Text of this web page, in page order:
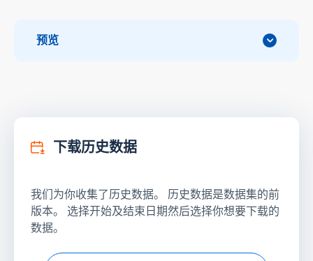
预览
下载历史数据
我们为你收集了历史数据。 历史数据是数据集的前
版本。 选择开始及结束日期然后选择你想要下载的
数据。